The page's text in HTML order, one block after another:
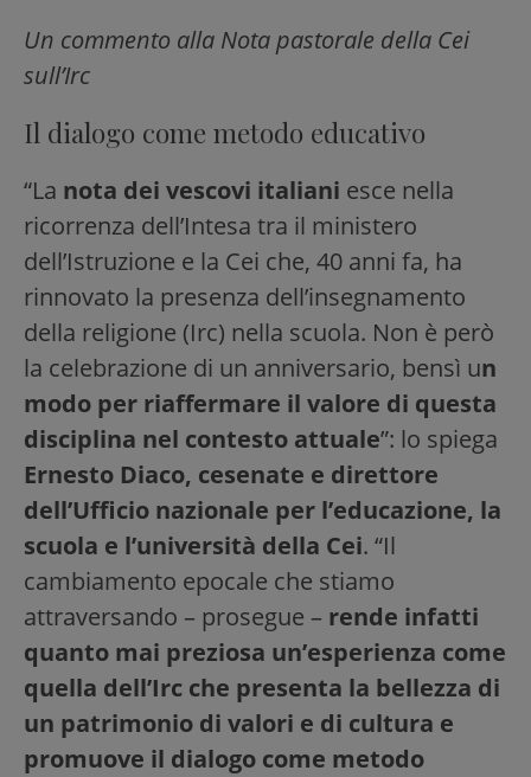
Un commento alla Nota pastorale della Cei
sull’Irc
Il dialogo come metodo educativo
“La nota dei vescovi italiani esce nella
ricorrenza dell’Intesa tra il ministero
dell’Istruzione e la Cei che, 40 anni fa, ha
rinnovato la presenza dell’insegnamento
della religione (Irc) nella scuola. Non è però
la celebrazione di un anniversario, bensì un
modo per riaffermare il valore di questa
disciplina nel contesto attuale”: lo spiega
Ernesto Diaco, cesenate e direttore
dell’Ufficio nazionale per l’educazione, la
scuola e l’università della Cei. “Il
cambiamento epocale che stiamo
attraversando – prosegue – rende infatti
quanto mai preziosa un’esperienza come
quella dell’Irc che presenta la bellezza di
un patrimonio di valori e di cultura e
promuove il dialogo come metodo